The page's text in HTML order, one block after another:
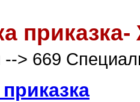
> 669